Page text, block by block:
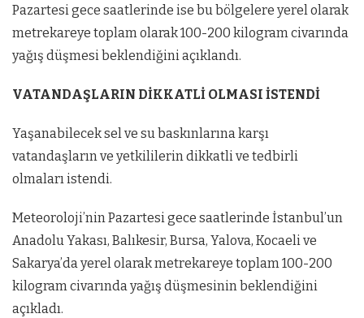
Pazartesi gece saatlerinde ise bu bölgelere yerel olarak
metrekareye toplam olarak 100-200 kilogram civarında
yağış düşmesi beklendiğini açıklandı.
VATANDAŞLARIN DİKKATLİ OLMASI İSTENDİ
Yaşanabilecek sel ve su baskınlarına karşı
vatandaşların ve yetkililerin dikkatli ve tedbirli
olmaları istendi.
Meteoroloji’nin Pazartesi gece saatlerinde İstanbul’un
Anadolu Yakası, Balıkesir, Bursa, Yalova, Kocaeli ve
Sakarya’da yerel olarak metrekareye toplam 100-200
kilogram civarında yağış düşmesinin beklendiğini
açıkladı.